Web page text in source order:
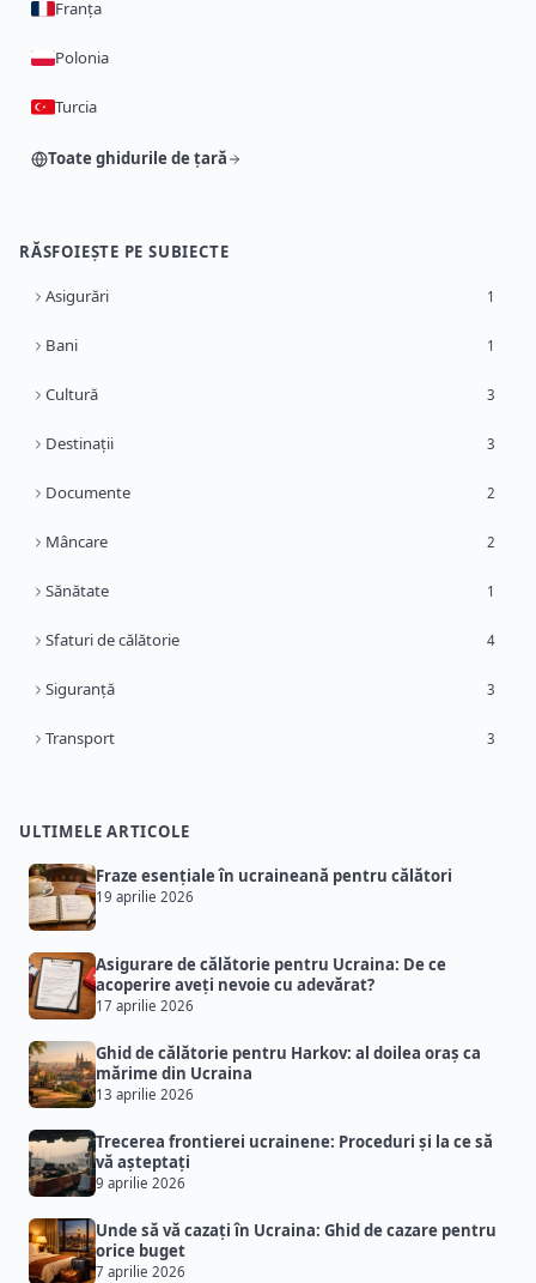
Franța
Polonia
Turcia
Toate ghidurile de țară
RĂSFOIEȘTE PE SUBIECTE
Asigurări 1
Bani 1
Cultură 3
Destinații 3
Documente 2
Mâncare 2
Sănătate 1
Sfaturi de călătorie 4
Siguranță 3
Transport 3
ULTIMELE ARTICOLE
Fraze esențiale în ucraineană pentru călători
19 aprilie 2026
Asigurare de călătorie pentru Ucraina: De ce
acoperire aveți nevoie cu adevărat?
17 aprilie 2026
Ghid de călătorie pentru Harkov: al doilea oraș ca
mărime din Ucraina
13 aprilie 2026
Trecerea frontierei ucrainene: Proceduri și la ce să
vă așteptați
9 aprilie 2026
Unde să vă cazați în Ucraina: Ghid de cazare pentru
orice buget
7 aprilie 2026